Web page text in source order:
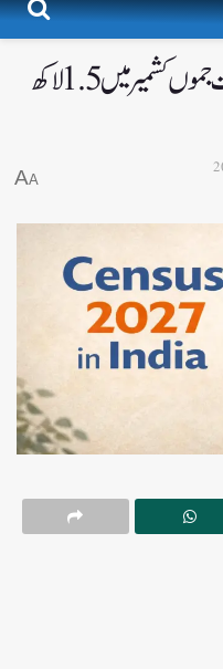
مردم شماری:۔ ڈیجیٹل عمل کے تحت جموں کشمیر میں 1.5 لاکھ
A
A